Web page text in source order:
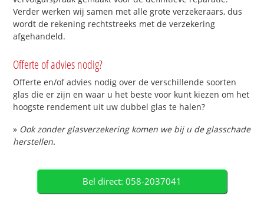
Verder werken wij samen met alle grote verzekeraars, dus
wordt de rekening rechtstreeks met de verzekering
afgehandeld.
Offerte of advies nodig?
Offerte en/of advies nodig over de verschillende soorten
glas die er zijn en waar u het beste voor kunt kiezen om het
hoogste rendement uit uw dubbel glas te halen?
» Ook zonder glasverzekering komen we bij u de glasschade
herstellen.
Bel direct: 058-2037041